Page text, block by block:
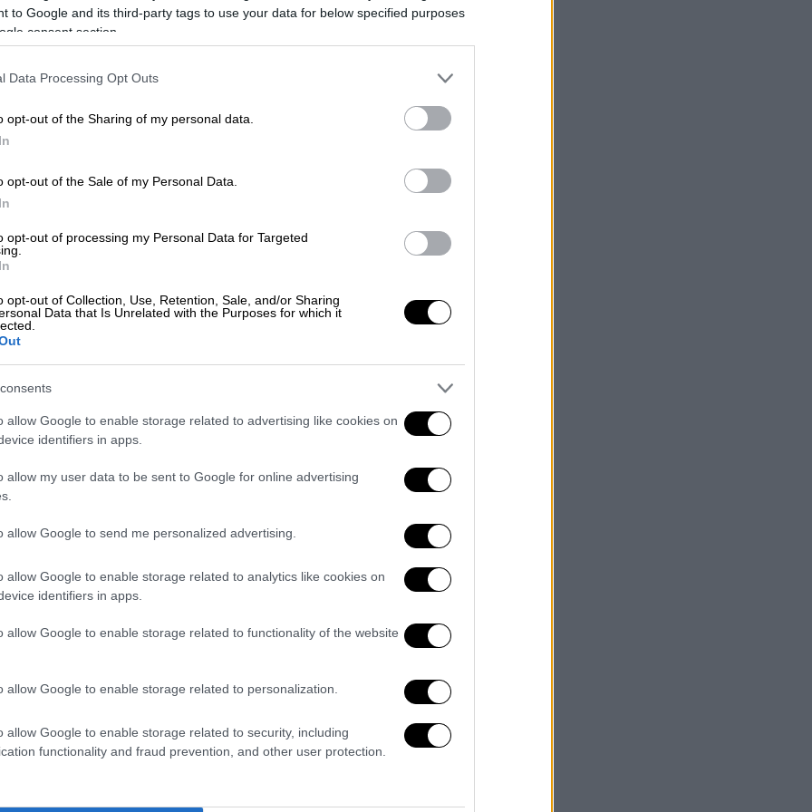
to Google and its third-party tags to use your data for below specified purposes
consent section.
Data Processing Opt Outs
opt-out of the Sharing of my personal data.
opt-out of the Sale of my Personal Data.
opt-out of processing my Personal Data for Targeted
opt-out of Collection, Use, Retention, Sale, and/or Sharing
Data that Is Unrelated with the Purposes for which it
allow Google to enable storage related to advertising like cookies on
identifiers in apps.
allow my user data to be sent to Google for online advertising
allow Google to send me personalized advertising.
allow Google to enable storage related to analytics like cookies on
identifiers in apps.
allow Google to enable storage related to functionality of the website
allow Google to enable storage related to personalization.
allow Google to enable storage related to security, including
functionality and fraud prevention, and other user protection.
Μπαράν,βουλευτής Ξάνθης του
πεποιθήσεων μέσα σε μια
Δημοκρατία, είναι απερίφραστα
όπως το επιτάσσει η ελεύθερη
τον πατριωτισμό των
αντιδράσεις που προκάλεσε η δήλωση του
προχώρησε ο Αντιπρόεδρος της
ΝΔ, Χαράλαμπος Αθανασίου. «Επειδή
σε συνέντευξη μου, τονίζω ότι
των συναδέλφων μου βουλευτών
χαρακτηριστικά ο Χαράλαμπος
προσεκτική ανάγνωση της όλης
σαφήνεια ήταν η επιστημονική άποψή
προστασίας της εθνικής ασφάλειας».
το σάλο
στο θέμα των αποκαλύψεων
Ανδρουλάκη για την
επιχείρησε ουσιαστικά να
υπό παρακολούθηση για λόγους εθνικής
ιδιότητα, δίνοντας μάλιστα ως
τους οποίους μάλιστα
με την Τουρκία.
θρησκευτικό προσανατολισμό
Ας πούμε ένας μουσουλμάνος
ότι υπάρχει καμία αιχμή- προς Θεού.
στην γείτονα χώρα, από πού θα